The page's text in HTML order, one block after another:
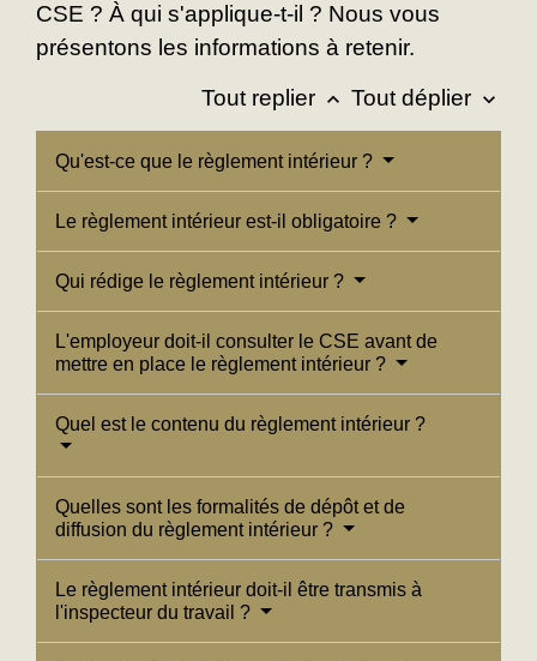
CSE ? À qui s'applique-t-il ? Nous vous
présentons les informations à retenir.
Tout replier keyboard_arrow_up Tout déplier keyboard_arrow_down
Qu'est-ce que le règlement intérieur ?
Le règlement intérieur est-il obligatoire ?
Qui rédige le règlement intérieur ?
L'employeur doit-il consulter le CSE avant de
mettre en place le règlement intérieur ?
Quel est le contenu du règlement intérieur ?
Quelles sont les formalités de dépôt et de
diffusion du règlement intérieur ?
Le règlement intérieur doit-il être transmis à
l'inspecteur du travail ?